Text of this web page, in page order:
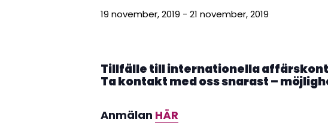
19 november, 2019 - 21 november, 2019
Tillfälle till internationella
Ta kontakt med oss snarast –
Anmälan HÄR